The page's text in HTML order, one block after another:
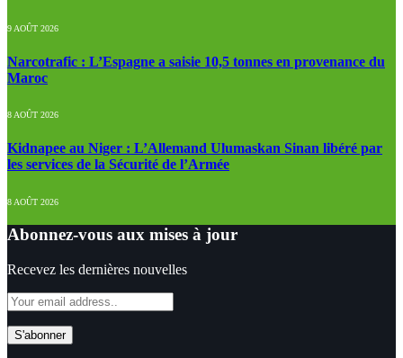
9 AOÛT 2026
Narcotrafic : L’Espagne a saisie 10,5 tonnes en provenance du
Maroc
8 AOÛT 2026
Kidnapee au Niger : L’Allemand Ulumaskan Sinan libéré par
les services de la Sécurité de l’Armée
8 AOÛT 2026
Abonnez-vous aux mises à jour
Recevez les dernières nouvelles